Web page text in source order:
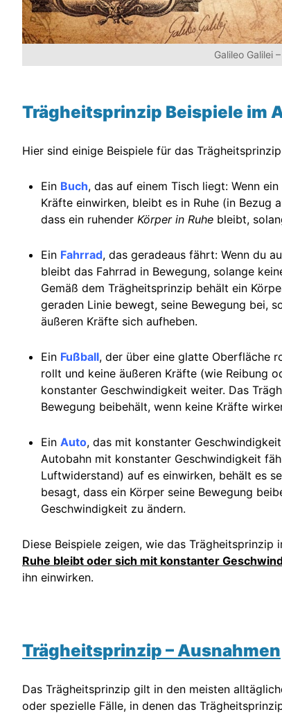
Galileo Galilei
Trägheitsprinzip Beispiele im
Hier sind einige Beispiele für das
Ein Buch, das auf einem Tisch liegt: Wenn
Kräfte einwirken, bleibt es in Ruhe (in Bezug
dass ein ruhender Körper in Ruhe bleibt,
Ein Fahrrad, das geradeaus fährt: Wenn du
bleibt das Fahrrad in Bewegung, solange
Gemäß dem Trägheitsprinzip behält ein
geraden Linie bewegt, seine Bewegung bei,
äußeren Kräfte sich aufheben.
Ein Fußball, der über eine glatte Oberfläche
rollt und keine äußeren Kräfte (wie Reibung
konstanter Geschwindigkeit weiter. Das
Bewegung beibehält, wenn keine Kräfte
Ein Auto, das mit konstanter
Autobahn mit konstanter Geschwindigkeit
Luftwiderstand) auf es einwirken, behält es
besagt, dass ein Körper seine Bewegung
Geschwindigkeit zu ändern.
Diese Beispiele zeigen, wie das
Ruhe bleibt oder sich mit konstanter
ihn einwirken.
Trägheitsprinzip – Ausnahmen
Das Trägheitsprinzip gilt in den meisten
oder spezielle Fälle, in denen das